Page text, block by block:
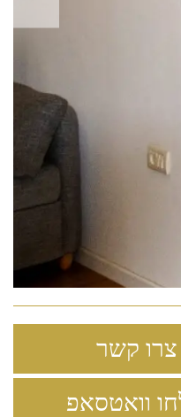
צרו קשר
וואטסאפ